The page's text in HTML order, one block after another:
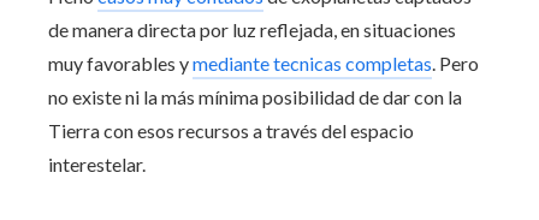
de manera directa por luz reflejada, en situaciones
muy favorables ymediante tecnicas completas. Pero
no existe ni la más mínima posibilidad de dar con la
Tierra con esos recursos a través del espacio
interestelar.